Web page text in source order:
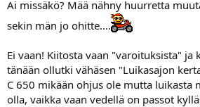
Ai missäkö? Mää nähny huurretta
sekin män jo ohitte....
Ei vaan! Kiitosta vaan "varoituksista" ja
tänään ollutki vähäsen "Luikasajon
C 650 mikään ohjus ole mutta luikasta
olla, vaikka vaan vedellä on passot